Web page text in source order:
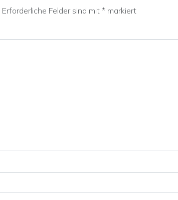
Erforderliche Felder sind mit * markiert